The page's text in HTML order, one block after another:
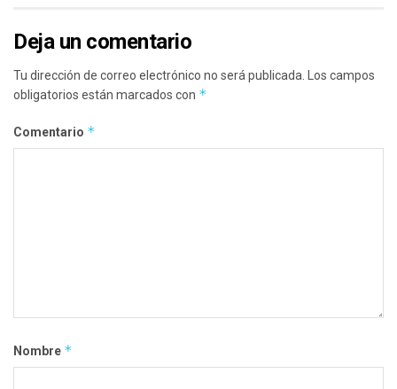
Deja un comentario
Tu dirección de correo electrónico no será publicada. Los campos
obligatorios están marcados con *
Comentario *
Nombre *